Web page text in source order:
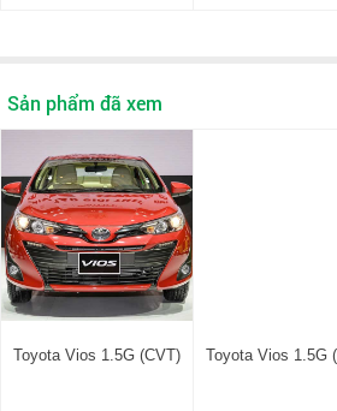
Tiêu chuẩn khí thải:
Sản phẩm đã xem
Toyota Vios 1.5G (CVT) Toyota Vios 1.5G